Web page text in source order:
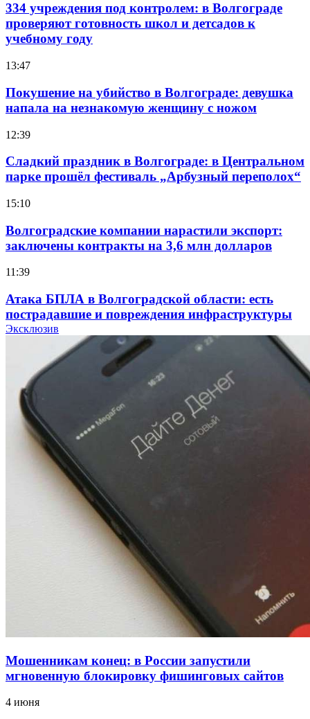
334 учреждения под контролем: в Волгограде
проверяют готовность школ и детсадов к
учебному году
13:47
Покушение на убийство в Волгограде: девушка
напала на незнакомую женщину с ножом
12:39
Сладкий праздник в Волгограде: в Центральном
парке прошёл фестиваль „Арбузный переполох“
15:10
Волгоградские компании нарастили экспорт:
заключены контракты на 3,6 млн долларов
11:39
Атака БПЛА в Волгоградской области: есть
пострадавшие и повреждения инфраструктуры
Волгоградские вузы в топе зарплатного
рейтинга: ВолгГТУ и ВолгГМУ вошли в топ‑15
для химической отрасли и фармацевтики
18:39
В Красноармейском районе Волгограда стартует
конкурс на ремонт моста через Волго‑Донской
судоходный канал
Фестиваль #ТриЧетыре в Волгограде пройдёт
11–13 сентября в рамках Года единства народов
Эксклюзив
Мошенникам конец: в России запустили
мгновенную блокировку фишинговых сайтов
4 июня